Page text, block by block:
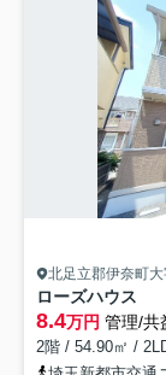
北足立郡伊奈町
ローズハウス
8.4万円 管理/共
2階 / 54.90㎡ /